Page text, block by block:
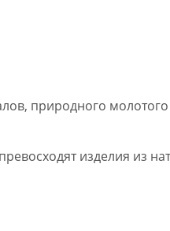
природного
изделия из